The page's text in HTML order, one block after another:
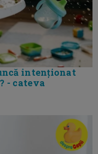
intenționat
- cateva